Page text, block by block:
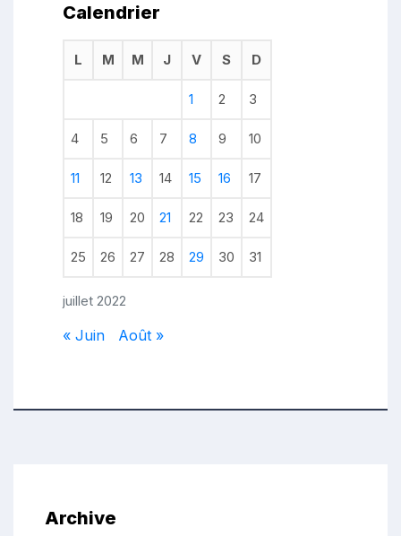
Calendrier
juillet 2022
L M M J V S D
1 2 3
4 5 6 7 8 9 10
11 12 13 14 15 16 17
18 19 20 21 22 23 24
25 26 27 28 29 30 31
« Juin Août »
Archive